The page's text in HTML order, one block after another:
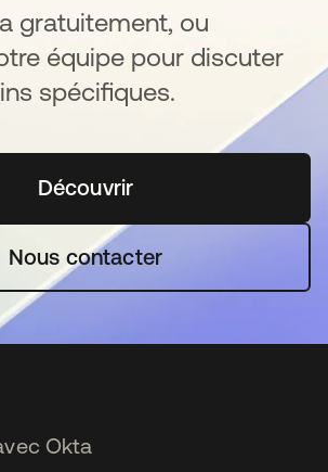
gratuitement, ou
équipe pour discuter
spécifiques.
Découvrirs’ouvre dans un nouvel
Nous contacter
Okta